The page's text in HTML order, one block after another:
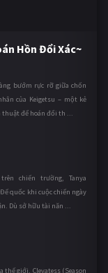
Hồn Đổi Xác~
bướm rực rỡ giữa chốn
của Keigetsu – một kẻ
để hoán đổi th ...
chiến trường, Tanya
quốc khi cuộc chiến ngày
Dù sở hữu tài năn ...
giới, Clevatess (Season